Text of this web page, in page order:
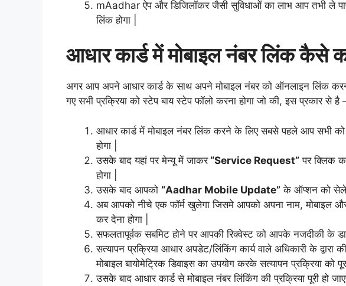
mAadhar ऐप और डिजिलॉकर जैसी सुविधाओं का लाभ आप तभी ले
लिंक होगा |
आधार कार्ड में मोबाइल नंबर लिंक कैसे
अगर आप अपने आधार कार्ड के साथ अपने मोबाइल नंबर को ऑनलाइन लिंक
गए सभी प्रक्रिया को स्टेप बाय स्टेप फॉलो करना होगा जो की, इस प्रकार से है
आधार कार्ड में मोबाइल नंबर लिंक करने के लिए सबसे पहले आप सभी को
होगा |
उसके बाद यहां पर मेन्यू में जाकर“Service Request” पर क्लिक
होगा |
उसके बाद आपको “Aadhar Mobile Update” के ऑप्शन को
अब आपको नीचे एक फॉर्म खुलेगा जिसमे आपको अपना नाम, मोबाइल
कर देना होगा |
सफलतापूर्वक सबमिट होने पर आपकी रिक्वेस्ट को आपके नजदीकी के
सत्यापन प्रक्रिया आधार अपडेट/लिंकिंग कार्य वाले अधिकारी के
मोबाइल बायोमेट्रिक डिवाइस का उपयोग करके सत्यापन प्रक्रिया को
उसके बाद आधार कार्ड से मोबाइल नंबर लिंकिंग की प्रक्रिया पूरी हो